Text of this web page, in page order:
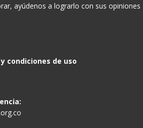
ayúdenos a lograrlo con sus opiniones
condiciones de uso